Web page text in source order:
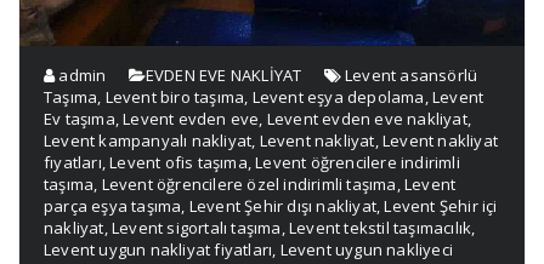
admin EVDEN EVE NAKLİYAT
Levent asansörlü
Taşıma, Levent biro taşıma, Levent eşya depolama,Levent
Ev taşıma,Levent evden eve, Levent evden eve nakliyat,
Levent kampanyalı nakliyat, Levent nakliyat,Levent nakliyat
fıyatları,Levent ofis taşıma,Levent öğrencilere indirimli
taşıma, Levent öğrencilere özel indirimli taşıma,Levent
parça eşya taşıma, Levent Şehir dışı nakliyat,Levent Şehir içi
nakliyat,Levent sigortalı taşıma,Levent tekstil taşımacılık,
Levent uygun nakliyat fiyatları, Levent uygun nakliyeci